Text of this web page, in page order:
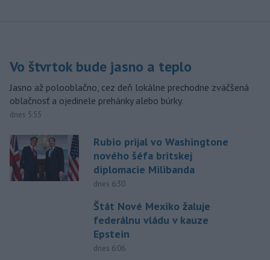
Vo štvrtok bude jasno a teplo
Jasno až polooblačno, cez deň lokálne prechodne zväčšená
oblačnosť a ojedinele prehánky alebo búrky.
dnes 5:55
Rubio prijal vo Washingtone
nového šéfa britskej
diplomacie Milibanda
dnes 6:30
Štát Nové Mexiko žaluje
federálnu vládu v kauze
Epstein
dnes 6:06